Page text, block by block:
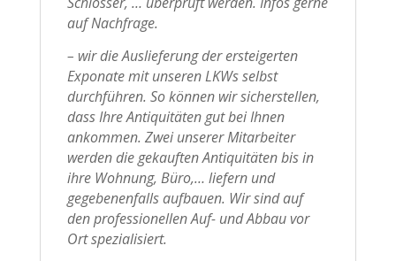
auf Nachfrage.
– wir die Auslieferung der ersteigerten
Exponate mit unseren LKWs selbst
durchführen. So können wir sicherstellen,
dass Ihre Antiquitäten gut bei Ihnen
ankommen. Zwei unserer Mitarbeiter
werden die gekauften Antiquitäten bis in
ihre Wohnung, Büro,… liefern und
gegebenenfalls aufbauen. Wir sind auf
den professionellen Auf- und Abbau vor
Ort spezialisiert.